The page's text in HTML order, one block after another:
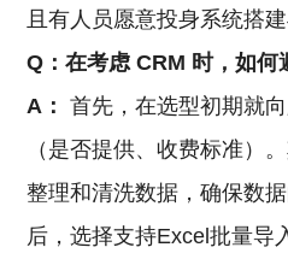
且有人员愿意投身系统搭
Q：在考虑 CRM 时，如何
A： 首先，在选型初期就
（是否提供、收费标准）
整理和清洗数据，确保数
后，选择支持Excel批量导